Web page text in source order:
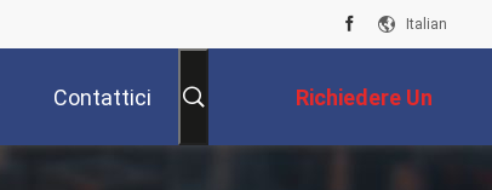
Italian
Contattici Richiedere Un